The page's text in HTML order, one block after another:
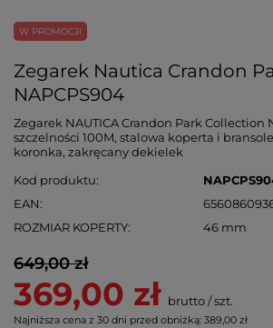
W PROMOCJI
Zegarek Nautica Crandon
NAPCPS904
Zegarek NAUTICA Crandon Park Collection
szczelności 100M, stalowa koperta i
koronka, zakręcany dekielek
Kod produktu
EAN
ROZMIAR KOPERTY
46 mm
649,00 zł
369,00 zł brutto/szt.
Najniższa cena z 30 dni przed obniżką: 389,00 zł